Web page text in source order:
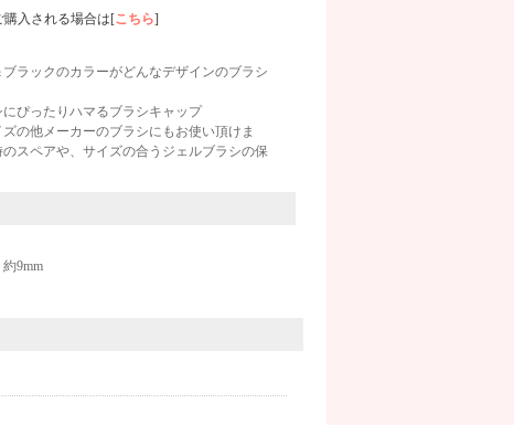
購入される場合は[こちら]
ラックのカラーがどんなデザインのブラシ
ぴったりハマるブラシキャップ
ズの他メーカーのブラシにもお使い頂けま
スペアや、サイズの合うジェルブラシの保
9mm